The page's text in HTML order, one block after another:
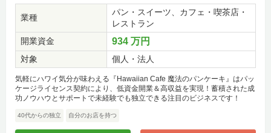
業種
パン・スイーツ、カフェ・喫茶店・
レストラン
開業資金
934 万円
対象 個人・法人
気軽にハワイ気分が味わえる『Hawaiian Cafe 魔法のパンケーキ』はパッ
ケージライセンス契約により、低資金開業＆高収益を実現！蓄積された成
功ノウハウとサポートで未経験でも独立できる注目のビジネスです！
40代からの独立 自分のお店を持つ